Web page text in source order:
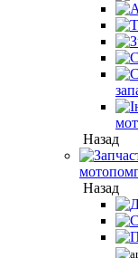
Назад
Назад